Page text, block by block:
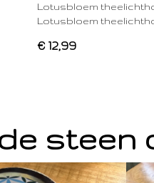
Lotusbloem
Lotusbloem
€ 12,99
steen